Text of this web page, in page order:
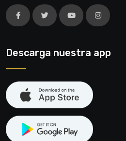
Descarga nuestra app